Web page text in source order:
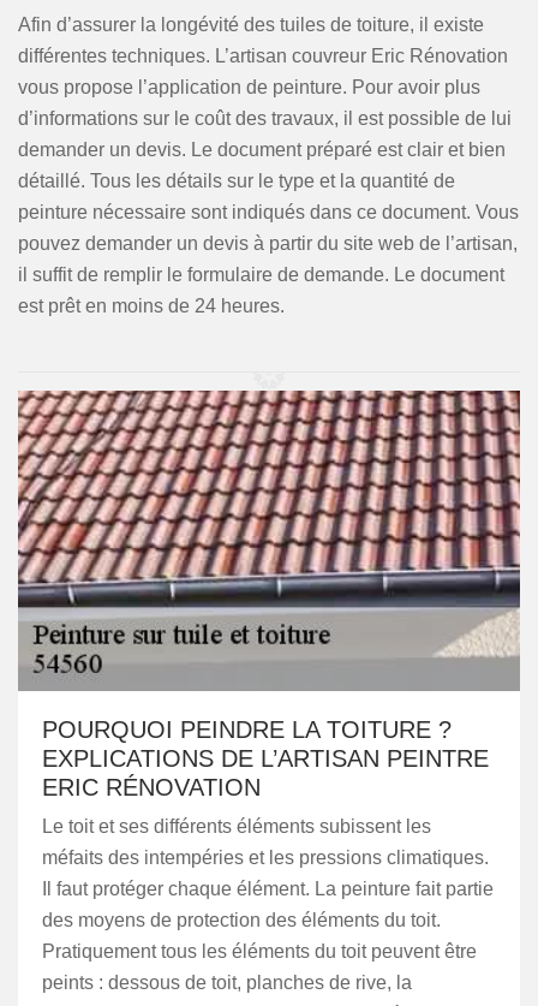
Afin d’assurer la longévité des tuiles de toiture, il existe
différentes techniques. L’artisan couvreur Eric Rénovation
vous propose l’application de peinture. Pour avoir plus
d’informations sur le coût des travaux, il est possible de lui
demander un devis. Le document préparé est clair et bien
détaillé. Tous les détails sur le type et la quantité de
peinture nécessaire sont indiqués dans ce document. Vous
pouvez demander un devis à partir du site web de l’artisan,
il suffit de remplir le formulaire de demande. Le document
est prêt en moins de 24 heures.
POURQUOI PEINDRE LA TOITURE ?
EXPLICATIONS DE L’ARTISAN PEINTRE
ERIC RÉNOVATION
Le toit et ses différents éléments subissent les
méfaits des intempéries et les pressions climatiques.
Il faut protéger chaque élément. La peinture fait partie
des moyens de protection des éléments du toit.
Pratiquement tous les éléments du toit peuvent être
peints : dessous de toit, planches de rive, la